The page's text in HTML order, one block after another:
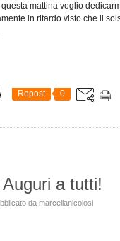
mattina voglio
in ritardo visto che il
Repost 0
a tutti!
da marcellanicolosi